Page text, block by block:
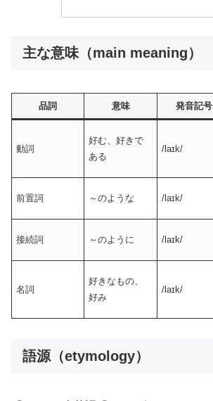
主な意味（main meaning）
品詞 意味 発音記号
動詞
好む、好きで
ある
/laɪk/
前置詞 ～のような /laɪk/
接続詞 ～のように /laɪk/
名詞
好きなもの、
好み
/laɪk/
語源（etymology）